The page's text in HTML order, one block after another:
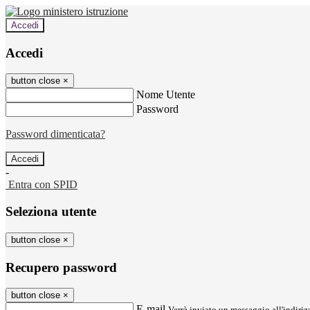
Accedi
Accedi
button close ×
Nome Utente
Password
Password dimenticata?
-
Entra con SPID
Seleziona utente
button close ×
Recupero password
button close ×